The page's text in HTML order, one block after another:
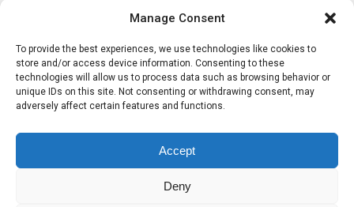
Manage Consent
To provide the best experiences, we use technologies like cookies to
store and/or access device information. Consenting to these
technologies will allow us to process data such as browsing behavior or
unique IDs on this site. Not consenting or withdrawing consent, may
adversely affect certain features and functions.
Accept
Deny